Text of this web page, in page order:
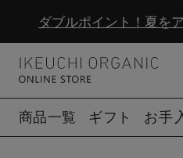
8/6(木)12時まで|
商品一覧 ギフト お手